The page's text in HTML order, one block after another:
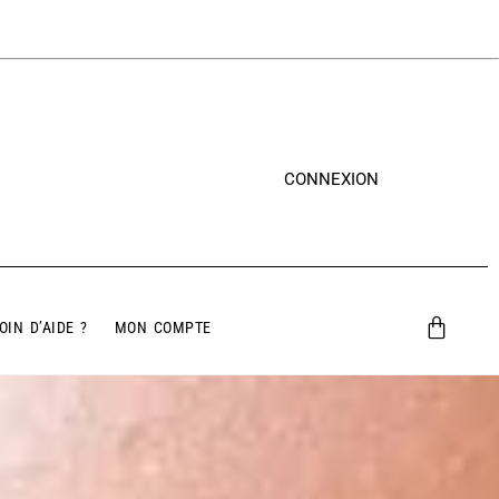
CONNEXION
D’AIDE ? MON COMPTE